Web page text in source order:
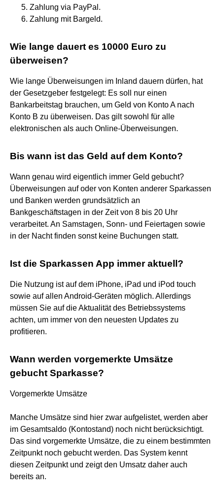
Zahlung via PayPal.
Zahlung mit Bargeld.
Wie lange dauert es 10000 Euro zu
überweisen?
Wie lange Überweisungen im Inland dauern dürfen, hat
der Gesetzgeber festgelegt: Es soll nur einen
Bankarbeitstag brauchen, um Geld von Konto A nach
Konto B zu überweisen. Das gilt sowohl für alle
elektronischen als auch Online-Überweisungen.
Bis wann ist das Geld auf dem Konto?
Wann genau wird eigentlich immer Geld gebucht?
Überweisungen auf oder von Konten anderer Sparkassen
und Banken werden grundsätzlich an
Bankgeschäftstagen in der Zeit von 8 bis 20 Uhr
verarbeitet. An Samstagen, Sonn- und Feiertagen sowie
in der Nacht finden sonst keine Buchungen statt.
Ist die Sparkassen App immer aktuell?
Die Nutzung ist auf dem iPhone, iPad und iPod touch
sowie auf allen Android-Geräten möglich. Allerdings
müssen Sie auf die Aktualität des Betriebssystems
achten, um immer von den neuesten Updates zu
profitieren.
Wann werden vorgemerkte Umsätze
gebucht Sparkasse?
Vorgemerkte Umsätze
Manche Umsätze sind hier zwar aufgelistet, werden aber
im Gesamtsaldo (Kontostand) noch nicht berücksichtigt.
Das sind vorgemerkte Umsätze, die zu einem bestimmten
Zeitpunkt noch gebucht werden. Das System kennt
diesen Zeitpunkt und zeigt den Umsatz daher auch
bereits an.